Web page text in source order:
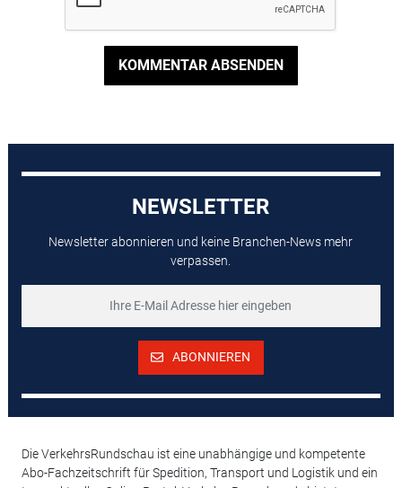
KOMMENTAR ABSENDEN
NEWSLETTER
Newsletter abonnieren und keine Branchen-News mehr
verpassen.
ABONNIEREN
Die VerkehrsRundschau ist eine unabhängige und kompetente
Abo-Fachzeitschrift für Spedition, Transport und Logistik und ein